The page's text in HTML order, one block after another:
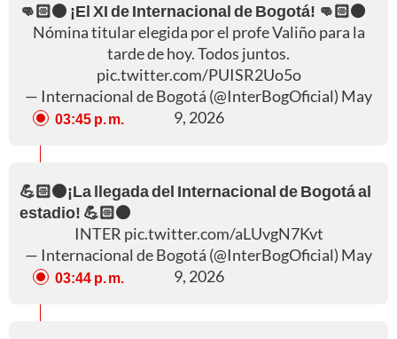
👊🏻⚫ ¡El XI de Internacional de Bogotá! 👊🏻⚫
Nómina titular elegida por el profe Valiño para la
tarde de hoy. Todos juntos.
pic.twitter.com/PUISR2Uo5o
— Internacional de Bogotá (@InterBogOficial) May
9, 2026
03:45 p. m.
💪🏻⚫¡La llegada del Internacional de Bogotá al
estadio! 💪🏻⚫
INTER pic.twitter.com/aLUvgN7Kvt
— Internacional de Bogotá (@InterBogOficial) May
9, 2026
03:44 p. m.